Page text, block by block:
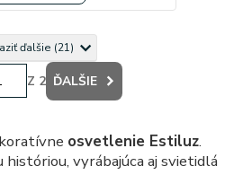
ďalšie (21)
Z 2 ĎALŠIE
osvetlenie Estiluz.
vyrábajúca aj svietidlá